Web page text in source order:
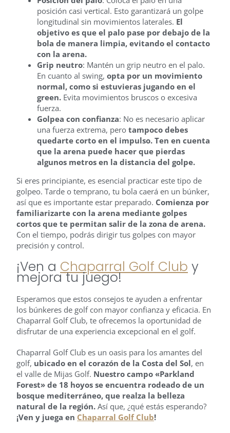
posición casi vertical. Esto garantizará un golpe
longitudinal sin movimientos laterales. El
objetivo es que el palo pase por debajo de la
bola de manera limpia, evitando el contacto
con la arena.
Grip neutro: Mantén un grip neutro en el palo.
En cuanto al swing, opta por un movimiento
normal, como si estuvieras jugando en el
green. Evita movimientos bruscos o excesiva
fuerza.
Golpea con confianza: No es necesario aplicar
una fuerza extrema, pero tampoco debes
quedarte corto en el impulso. Ten en cuenta
que la arena puede hacer que pierdas
algunos metros en la distancia del golpe.
Si eres principiante, es esencial practicar este tipo de
golpeo. Tarde o temprano, tu bola caerá en un búnker,
así que es importante estar preparado. Comienza por
familiarizarte con la arena mediante golpes
cortos que te permitan salir de la zona de arena.
Con el tiempo, podrás dirigir tus golpes con mayor
precisión y control.
¡Ven a Chaparral Golf Club y
mejora tu juego!
Esperamos que estos consejos te ayuden a enfrentar
los búnkeres de golf con mayor confianza y eficacia. En
Chaparral Golf Club, te ofrecemos la oportunidad de
disfrutar de una experiencia excepcional en el golf.
Chaparral Golf Club es un oasis para los amantes del
golf, ubicado en el corazón de la Costa del Sol, en
el valle de Mijas Golf. Nuestro campo «Parkland
Forest» de 18 hoyos se encuentra rodeado de un
bosque mediterráneo, que realza la belleza
natural de la región. Así que, ¿qué estás esperando?
¡Ven y juega en Chaparral Golf Club!